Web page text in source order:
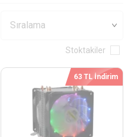
Stoktakiler
63 TL İndirim